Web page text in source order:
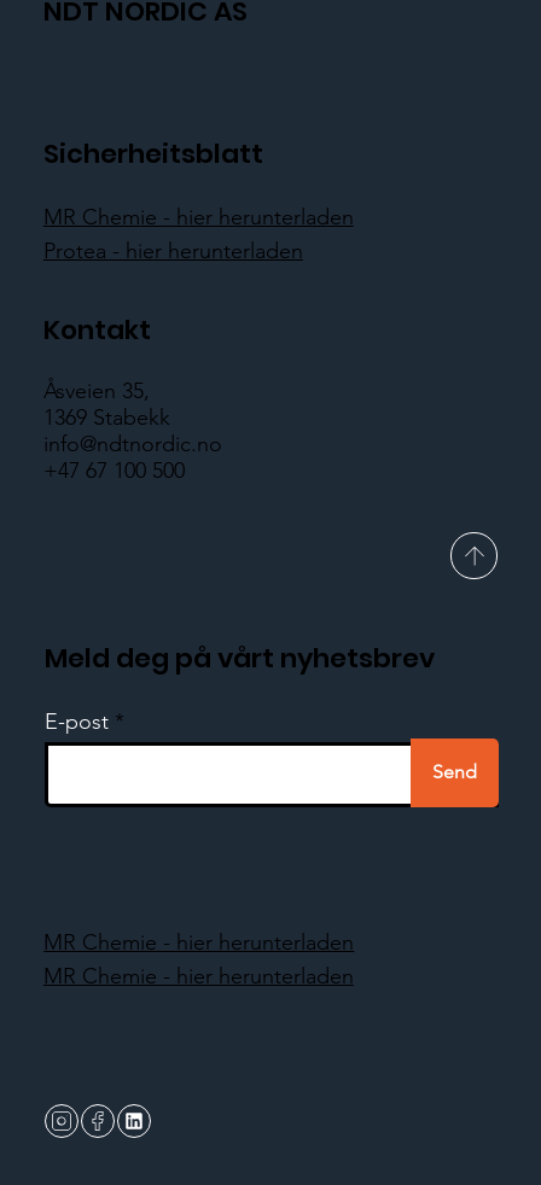
NDT NORDIC AS
Sicherheitsblatt
MR Chemie - hier herunterladen
Protea - hier herunterladen
Kontakt
Åsveien 35,
1369 Stabekk
info@ndtnordic.no
+47 67 100 500
Meld deg på vårt nyhetsbrev
E-post
Send
MR Chemie - hier herunterladen
MR Chemie - hier herunterladen